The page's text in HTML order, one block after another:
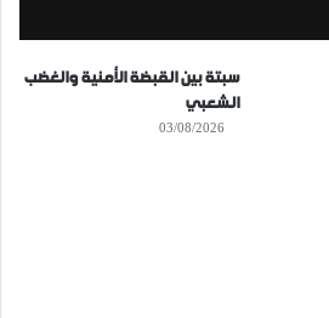
سبتة بين القبضة الأمنية والغضب
الشعبي
03/08/2026